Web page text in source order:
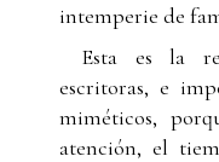
intemperie de
Esta es la
escritoras, e
miméticos,
atención, el